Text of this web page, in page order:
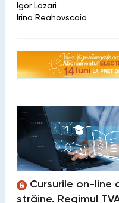
Igor Lazari
Irina Reahovscaia
Cursurile on-line
străine. Regimul